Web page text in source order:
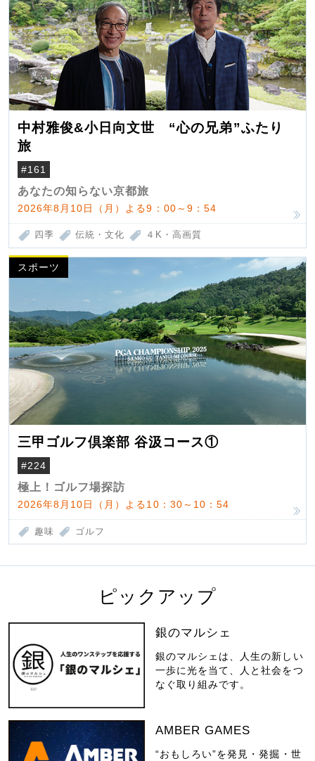
中村雅俊&小日向文世 “心の兄弟”ふたり
旅
#161
あなたの知らない京都旅
2026年8月10日（月）よる9：00～9：54
四季 伝統・文化 ４K・高画質
スポーツ
三甲ゴルフ倶楽部 谷汲コース①
#224
極上！ゴルフ場探訪
2026年8月10日（月）よる10：30～10：54
趣味 ゴルフ
ピックアップ
銀のマルシェ
銀のマルシェは、人生の新しい
一歩に光を当て、人と社会をつ
なぐ取り組みです。
AMBER GAMES
“おもしろい”を発見・発掘・世